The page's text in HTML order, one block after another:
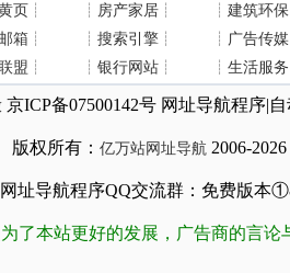
页 ┊ ┊ 房产家居 ┊ ┊ 建筑环保
箱 ┊ ┊ 搜索引擎 ┊ ┊ 广告传媒
盟 ┊ ┊ 银行网站 ┊ ┊ 生活服务
京ICP备07500142号 网址导航程序|
版权所有： 亿万站网址导航 2006-2026
址导航程序QQ交流群：免费版本
了本站更好的发展，广告商的言